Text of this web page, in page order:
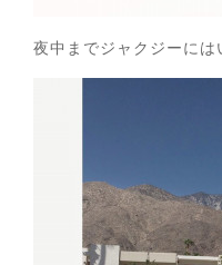
夜中までジャクジーには